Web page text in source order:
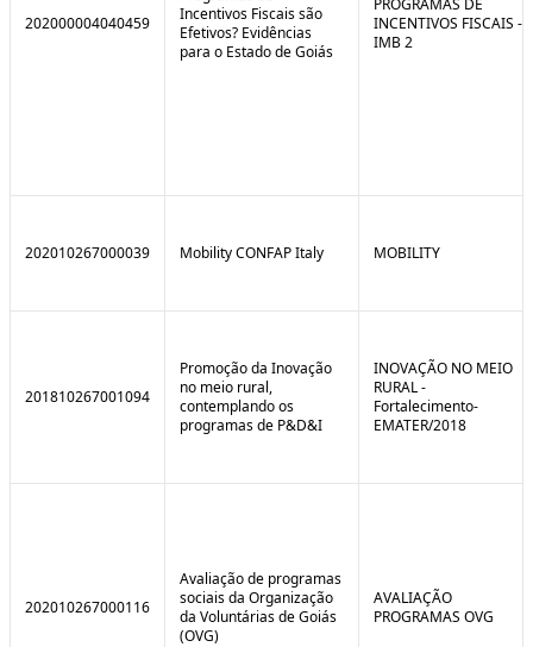
202000004040459
Incentivos Fiscais são
Efetivos? Evidências
para o Estado de Goiás
PROGRAMAS DE
INCENTIVOS FISCAIS -
IMB 2
202010267000039 Mobility CONFAP Italy MOBILITY
201810267001094
Promoção da Inovação
no meio rural,
contemplando os
programas de P&D&I
INOVAÇÃO NO MEIO
RURAL -
Fortalecimento-
EMATER/2018
202010267000116
Avaliação de programas
sociais da Organização
da Voluntárias de Goiás
(OVG)
AVALIAÇÃO
PROGRAMAS OVG